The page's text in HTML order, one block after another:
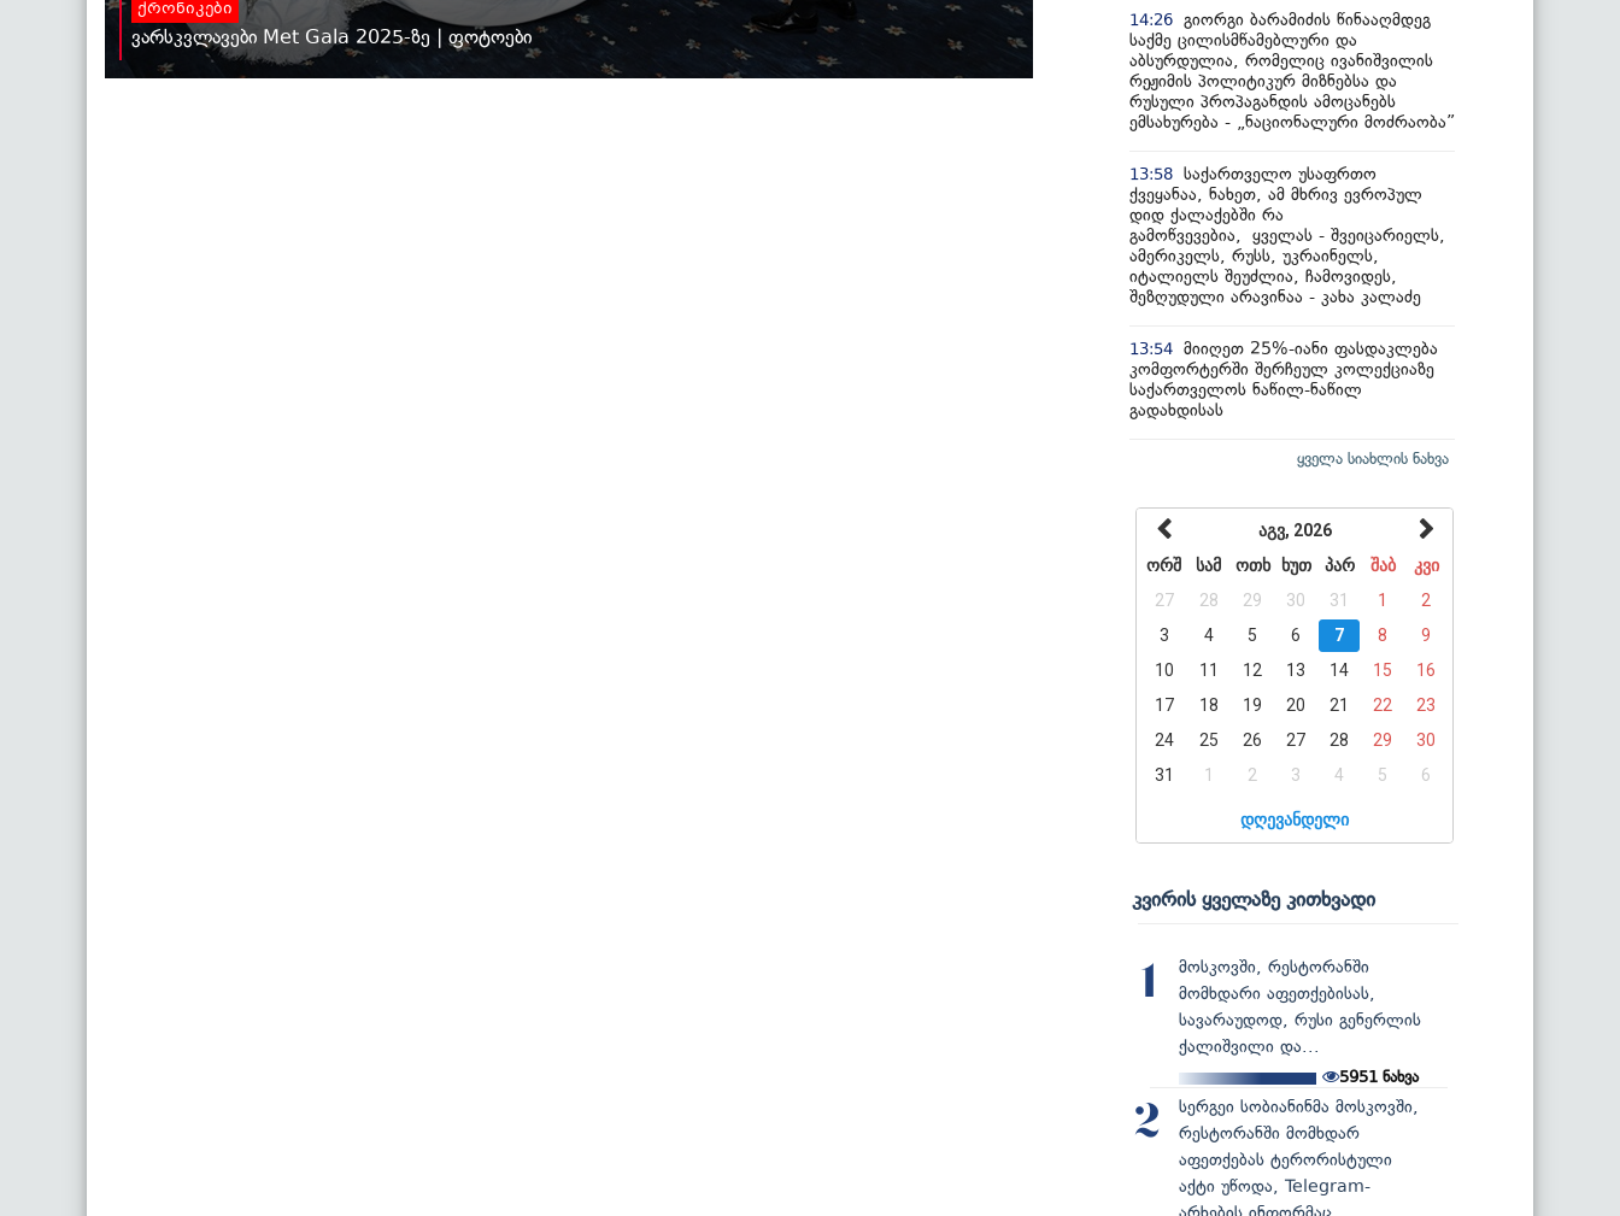
ქრონიკები
ვარსკვლავები Met Gala 2025-ზე | ფოტოები
14:26 გიორგი ბარამიძის წინააღმდეგ
საქმე ცილისმწამებლური და
აბსურდულია, რომელიც ივანიშვილის
რეჟიმის პოლიტიკურ მიზნებსა და
რუსული პროპაგანდის ამოცანებს
ემსახურება - „ნაციონალური მოძრაობა”
13:58 საქართველო უსაფრთო
ქვეყანაა, ნახეთ, ამ მხრივ ევროპულ
დიდ ქალაქებში რა
გამოწვევებია, ყველას - შვეიცარიელს,
ამერიკელს, რუსს, უკრაინელს,
იტალიელს შეუძლია, ჩამოვიდეს,
შეზღუდული არავინაა - კახა კალაძე
13:54 მიიღეთ 25%-იანი ფასდაკლება
კომფორტერში შერჩეულ კოლექციაზე
საქართველოს ნაწილ-ნაწილ
გადახდისას
ყველა სიახლის ნახვა
აგვ, 2026
ორშ
სამ ოთხ ხუთ პარ შაბ
კვი
27
28 29 30 31 1
2
3
4 5 6 7 8
9
10
11 12 13 14 15
16
17
18 19 20 21 22
23
24
25 26 27 28 29
30
31
1 2 3 4 5 6
დღევანდელი
კვირის ყველაზე კითხვადი
1
მოსკოვში, რესტორანში
მომხდარი აფეთქებისას,
სავარაუდოდ, რუსი გენერლის
ქალიშვილი და...
5951 ნახვა
2
სერგეი სობიანინმა მოსკოვში,
რესტორანში მომხდარ
აფეთქებას ტერორისტული
აქტი უწოდა, Telegram-